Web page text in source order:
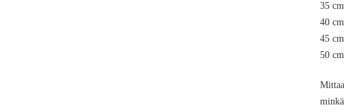
35 cm
40 cm
45 cm
50 cm